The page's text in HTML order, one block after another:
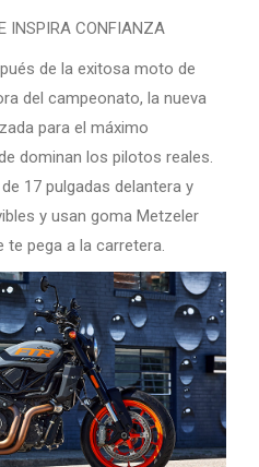
INSPIRA CONFIANZA
de la exitosa moto de
del campeonato, la nueva
para el máximo
dominan los pilotos reales.
17 pulgadas delantera y
y usan goma Metzeler
te pega a la carretera.